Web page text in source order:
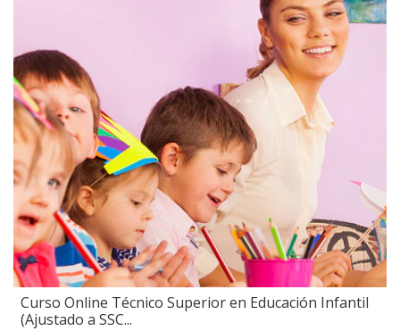
Curso Online Técnico Superior en Educación Infantil
(Ajustado a SSC...